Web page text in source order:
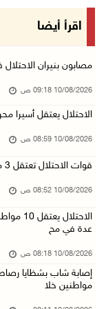
إصابة شاب بشظايا
حالة الطقس: استمرار
الاحتلال يواصل
09/آب/2026 11:27 م
إصابات بنيران
09/آب/2026 11:02 م
الاحتلال يقتحم
09/آب/2026 10:35 م
مستعمرون
اقرأ أيضا
مصابون بنيران
10/08/2026 09:18 ص
الاحتلال يعتقل أسيرا
10/08/2026 08:59 ص
قوات الاحتلال تعتقل 3 مواطنين من محافظة جنين
10/08/2026 08:52 ص
عدة في مح
10/08/2026 08:18 ص
إصابة شاب بشظايا
مواطنين خلا